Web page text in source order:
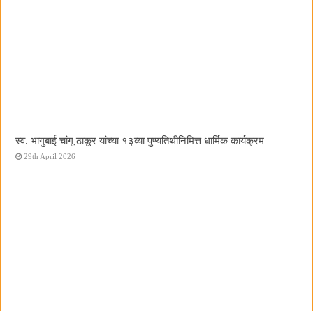
स्व. भागुबाई चांगू ठाकूर यांच्या १३व्या पुण्यतिथीनिमित्त धार्मिक कार्यक्रम
29th April 2026